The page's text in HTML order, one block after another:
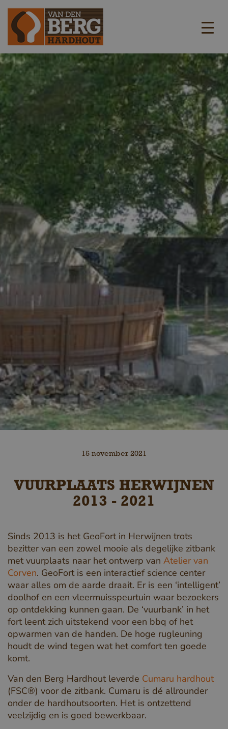
15 november 2021
VUURPLAATS HERWIJNEN
2013 - 2021
Sinds 2013 is het GeoFort in Herwijnen trots
bezitter van een zowel mooie als degelijke zitbank
met vuurplaats naar het ontwerp van Atelier van
Corven. GeoFort is een interactief science center
waar alles om de aarde draait. Er is een ‘intelligent’
doolhof en een vleermuisspeurtuin waar bezoekers
op ontdekking kunnen gaan. De ‘vuurbank’ in het
fort leent zich uitstekend voor een bbq of het
opwarmen van de handen. De hoge rugleuning
houdt de wind tegen wat het comfort ten goede
komt.
Van den Berg Hardhout leverde Cumaru hardhout
(FSC®) voor de zitbank. Cumaru is dé allrounder
onder de hardhoutsoorten. Het is ontzettend
veelzijdig en is goed bewerkbaar.